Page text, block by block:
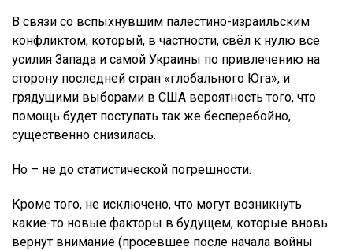
В связи со вспыхнувшим палестино-израильским
конфликтом, который, в частности, свёл к нулю все
усилия Запада и самой Украины по привлечению на
сторону последней стран «глобального Юга», и
грядущими выборами в США вероятность того, что
помощь будет поступать так же бесперебойно,
существенно снизилась.
Но – не до статистической погрешности.
Кроме того, не исключено, что могут возникнуть
какие-то новые факторы в будущем, которые вновь
вернут внимание (просевшее после начала войны